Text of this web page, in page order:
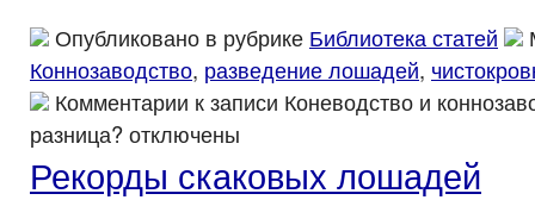
Опубликовано в рубрике Библиотека статей
Коннозаводство, разведение лошадей,
Комментарии к записи Коневодство и
разница?отключены
Рекорды скаковых лошадей